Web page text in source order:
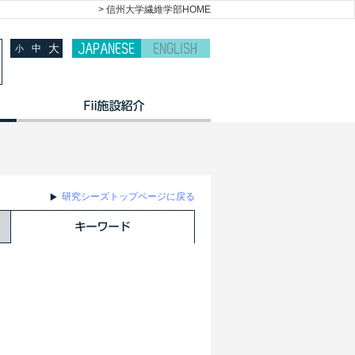
> 信州大学繊維学部HOME
小 中 大
研究シーズトップページに戻る